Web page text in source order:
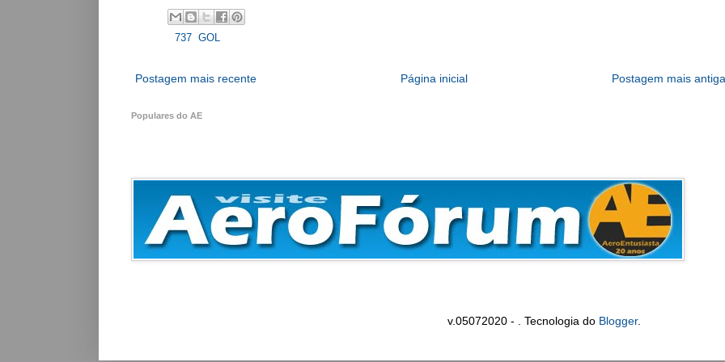
737 GOL
Postagem mais recente Postagem mais antiga
Página inicial
Populares do AE
v.05072020 - . Tecnologia do Blogger.